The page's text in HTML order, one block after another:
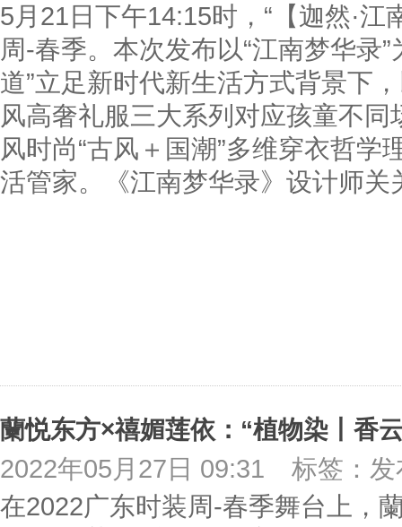
5月21日下午14:15时，“【迦然·
周-春季。本次发布以“江南梦华录
道”立足新时代新生活方式背景下
风高奢礼服三大系列对应孩童不
风时尚“古风＋国潮”多维穿衣哲
活管家。《江南梦华录》设计师
蘭悦东方×禧媚莲依：“植物染丨香
2022年05月27日 09:31
标签：
在2022广东时装周-春季舞台上，